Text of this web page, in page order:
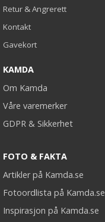
Retur & Angrerett
Kontakt
Gavekort
KAMDA
Om Kamda
Våre varemerker
GDPR & Sikkerhet
FOTO & FAKTA
Artikler på Kamda.se
Fotoordlista på Kamda.se
Inspirasjon på Kamda.se